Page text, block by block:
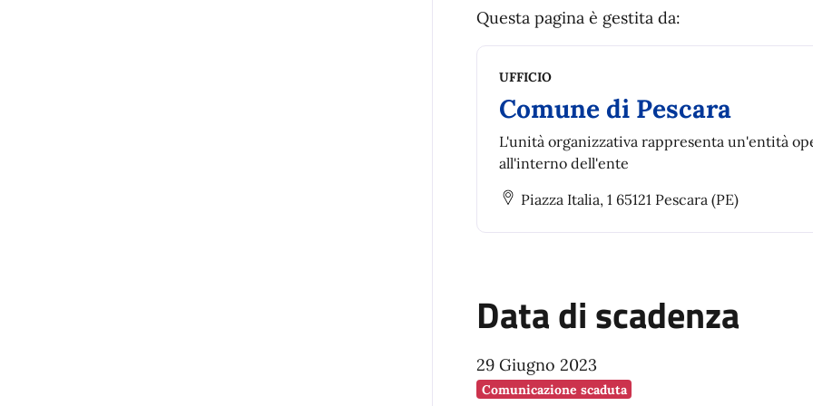
Questa pagina è gestita da:
UFFICIO
Comune di Pescara
L'unità organizzativa rappresenta un'entità
all'interno dell'ente
Piazza Italia, 1 65121 Pescara (PE)
Data di scadenza
29 Giugno 2023
Comunicazione scaduta